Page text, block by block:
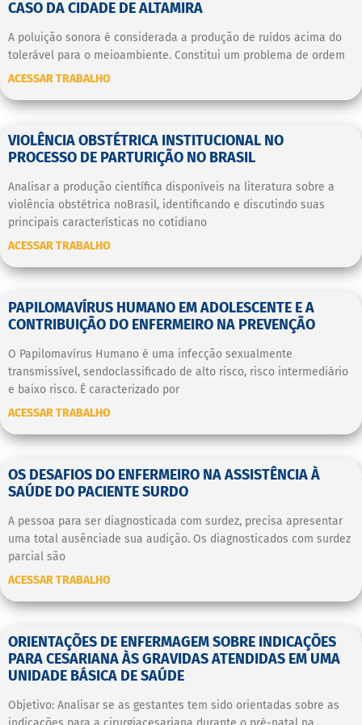
CASO DA CIDADE DE ALTAMIRA
A poluição sonora é considerada a produção de ruídos acima do
tolerável para o meioambiente. Constitui um problema de ordem
ACESSAR TRABALHO
VIOLÊNCIA OBSTÉTRICA INSTITUCIONAL NO
PROCESSO DE PARTURIÇÃO NO BRASIL
Analisar a produção científica disponíveis na literatura sobre a
violência obstétrica noBrasil, identificando e discutindo suas
principais características no cotidiano
ACESSAR TRABALHO
PAPILOMAVÍRUS HUMANO EM ADOLESCENTE E A
CONTRIBUIÇÃO DO ENFERMEIRO NA PREVENÇÃO
O Papilomavírus Humano é uma infecção sexualmente
transmissível, sendoclassificado de alto risco, risco intermediário
e baixo risco. É caracterizado por
ACESSAR TRABALHO
OS DESAFIOS DO ENFERMEIRO NA ASSISTÊNCIA À
SAÚDE DO PACIENTE SURDO
A pessoa para ser diagnosticada com surdez, precisa apresentar
uma total ausênciade sua audição. Os diagnosticados com surdez
parcial são
ACESSAR TRABALHO
ORIENTAÇÕES DE ENFERMAGEM SOBRE INDICAÇÕES
PARA CESARIANA ÀS GRAVIDAS ATENDIDAS EM UMA
UNIDADE BÁSICA DE SAÚDE
Objetivo: Analisar se as gestantes tem sido orientadas sobre as